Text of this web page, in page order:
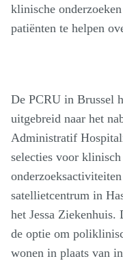
klinische
patiënten te helpen
De PCRU in Brussel
uitgebreid naar het
Administratif
selecties voor
satellietcentrum in
het Jessa Ziekenhuis.
de optie om
wonen in plaats van